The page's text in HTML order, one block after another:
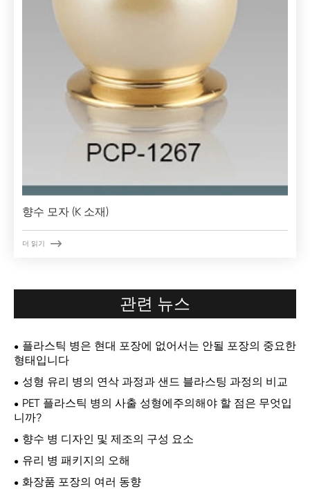
향수 모자 (K 소재)
더 읽기 
관련 뉴스
플라스틱 병은 현대 포장에 없어서는 안될 포장의 중요한
형태입니다
성형 유리 병의 연삭 과정과 샌드 블라스팅 과정의 비교
PET 플라스틱 병의 사출 성형에주의해야 할 점은 무엇입
니까?
향수 병 디자인 및 제조의 구성 요소
유리 병 패키지의 오해
화장품 포장의 여러 동향